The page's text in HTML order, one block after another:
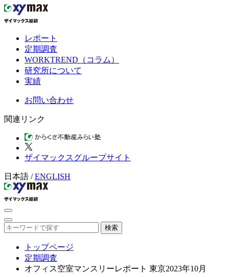
レポート
定期調査
WORKTREND（コラム）
研究所について
実績
お問い合わせ
関連リンク
ザイマックスグループサイト
日本語 /ENGLISH
検索
トップページ
定期調査
オフィス空室マンスリーレポート 東京2023年10月